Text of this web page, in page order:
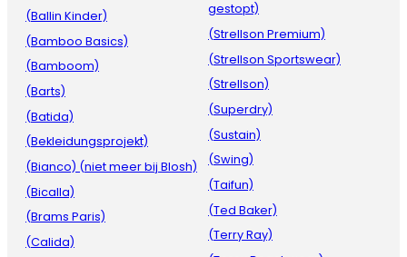
(Ballin Kinder)
(Bamboo Basics)
(Bamboom)
(Barts)
(Batida)
(Bekleidungsprojekt)
(Bianco) (niet meer bij Blosh)
(Bicalla)
(Brams Paris)
(Calida)
gestopt)
(Strellson Premium)
(Strellson Sportswear)
(Strellson)
(Superdry)
(Sustain)
(Swing)
(Taifun)
(Ted Baker)
(Terry Ray)